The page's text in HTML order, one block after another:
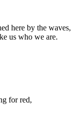
here by the waves,
us who we are.
for red,